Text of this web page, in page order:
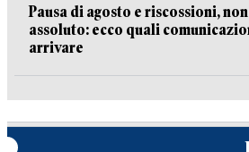
Pausa di agosto e riscossioni,
assoluto: ecco quali
arrivare